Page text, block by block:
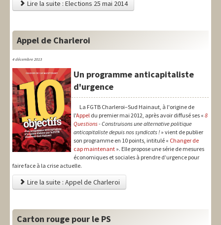
Lire la suite : Elections 25 mai 2014
Appel de Charleroi
4 décembre 2013
Un programme anticapitaliste
d'urgence
La FGTB Charleroi–Sud Hainaut, à l'origine de
l'Appel du premier mai 2012, après avoir diffusé ses «8
Questions- Construisons une alternative politique
anticapitaliste depuis nos syndicats ! » vient de publier
son programme en 10 points, intitulé « Changer de
cap maintenant ». Elle propose une série de mesures
économiques et sociales à prendre d’urgence pour
faire face à la crise actuelle.
Lire la suite : Appel de Charleroi
Carton rouge pour le PS